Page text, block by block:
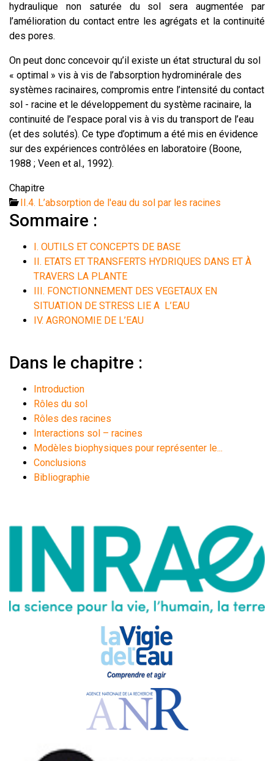
hydraulique non saturée du sol sera augmentée par
l’amélioration du contact entre les agrégats et la continuité
des pores.
On peut donc concevoir qu’il existe un état structural du sol
« optimal » vis à vis de l’absorption hydrominérale des
systèmes racinaires, compromis entre l’intensité du contact
sol - racine et le développement du système racinaire, la
continuité de l’espace poral vis à vis du transport de l’eau
(et des solutés). Ce type d’optimum a été mis en évidence
sur des expériences contrôlées en laboratoire (Boone,
1988 ; Veen et al., 1992).
Chapitre
II.4. L’absorption de l'eau du sol par les racines
Sommaire :
I. OUTILS ET CONCEPTS DE BASE
II. ETATS ET TRANSFERTS HYDRIQUES DANS ET À
TRAVERS LA PLANTE
III. FONCTIONNEMENT DES VEGETAUX EN
SITUATION DE STRESS LIE A L’EAU
IV. AGRONOMIE DE L’EAU
Dans le chapitre :
Introduction
Rôles du sol
Rôles des racines
Interactions sol – racines
Modèles biophysiques pour représenter le...
Conclusions
Bibliographie